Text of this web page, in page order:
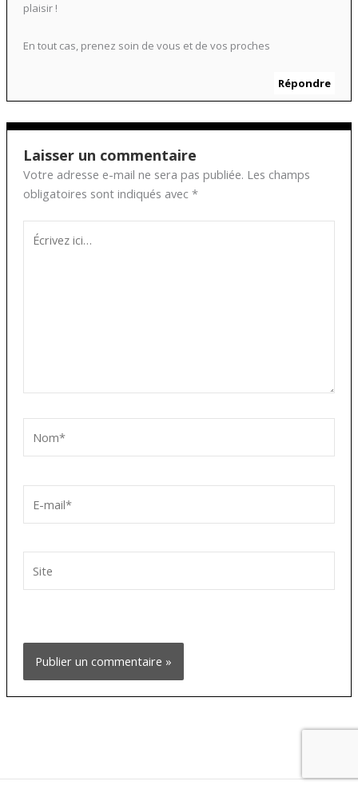
plaisir !
En tout cas, prenez soin de vous et de vos proches
Répondre
Laisser un commentaire
Votre adresse e-mail ne sera pas publiée. Les champs
obligatoires sont indiqués avec *
ici…
mail*